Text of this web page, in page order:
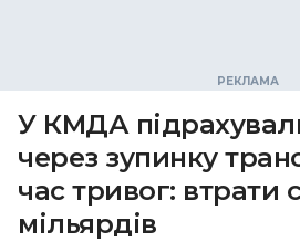
У КМДА
через зупинку
час тривог: втрати
мільярдів